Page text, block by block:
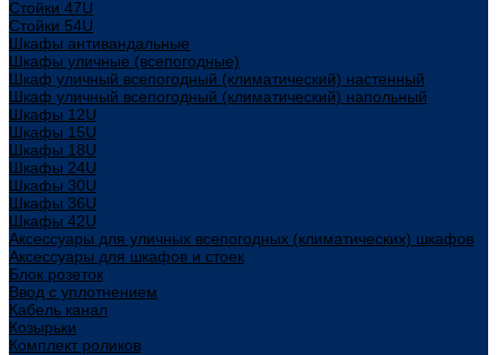
Стойки 47U
Стойки 54U
Шкафы антивандальные
Шкафы уличные (всепогодные)
Шкаф уличный всепогодный (климатический) настенный
Шкаф уличный всепогодный (климатический) напольный
Шкафы 12U
Шкафы 15U
Шкафы 18U
Шкафы 24U
Шкафы 30U
Шкафы 36U
Шкафы 42U
Аксессуары для уличных всепогодных (климатических) шкафов
Аксессуары для шкафов и стоек
Блок розеток
Ввод с уплотнением
Кабель канал
Козырьки
Комплект роликов